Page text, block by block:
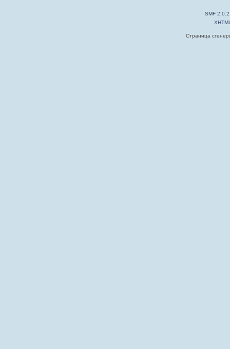
SMF 2.0.2
Страница